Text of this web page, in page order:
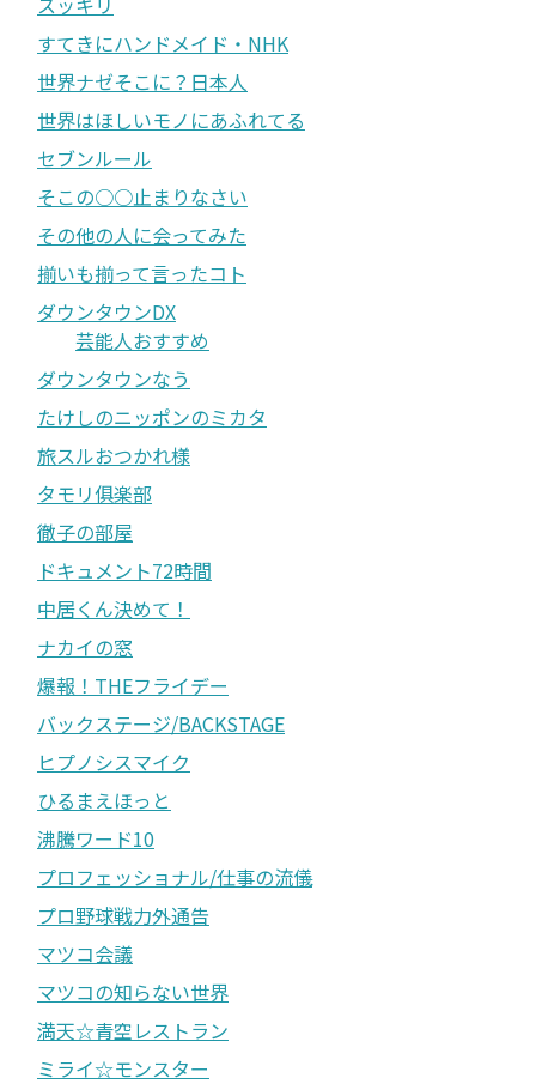
すてきにハンドメイド・NHK
世界ナゼそこに？日本人
世界はほしいモノにあふれてる
セブンルール
そこの○○止まりなさい
その他の人に会ってみた
揃いも揃って言ったコト
ダウンタウンDX
芸能人おすすめ
ダウンタウンなう
たけしのニッポンのミカタ
旅スルおつかれ様
タモリ俱楽部
徹子の部屋
ドキュメント72時間
中居くん決めて！
ナカイの窓
爆報！THEフライデー
バックステージ/BACKSTAGE
ヒプノシスマイク
ひるまえほっと
沸騰ワード10
プロフェッショナル/仕事の流儀
プロ野球戦力外通告
マツコ会議
マツコの知らない世界
満天☆青空レストラン
ミライ☆モンスター